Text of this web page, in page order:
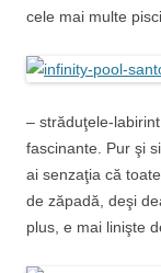
cele mai multe
– străduţele-
fascinante. Pur şi
ai senzaţia că
de zăpadă, deşi
plus, e mai linişte